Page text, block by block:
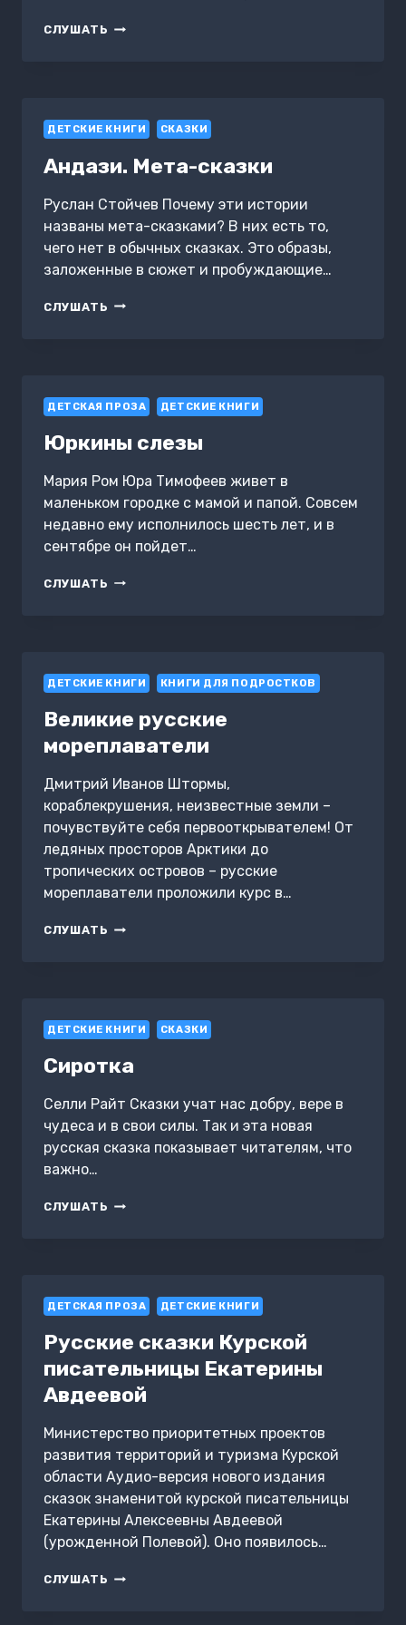
СЛУШАТЬ МОИ
ДЕТСКИЕ КНИГИ СКАЗКИ
Андази. Мета-сказки
Руслан Стойчев Почему эти истории
названы мета-сказками? В них есть то,
чего нет в обычных сказках. Это образы,
заложенные в сюжет и пробуждающие…
СЛУШАТЬ АНДАЗИ.
ДЕТСКАЯ ПРОЗА ДЕТСКИЕ КНИГИ
Юркины слезы
Мария Ром Юра Тимофеев живет в
маленьком городке с мамой и папой. Совсем
недавно ему исполнилось шесть лет, и в
сентябре он пойдет…
СЛУШАТЬ ЮРКИНЫ
ДЕТСКИЕ КНИГИ КНИГИ ДЛЯ ПОДРОСТКОВ
Великие русские
мореплаватели
Дмитрий Иванов Штормы,
кораблекрушения, неизвестные земли –
почувствуйте себя первооткрывателем! От
ледяных просторов Арктики до
тропических островов – русские
мореплаватели проложили курс в…
СЛУШАТЬ ВЕЛИКИЕ
ДЕТСКИЕ КНИГИ СКАЗКИ
Сиротка
Селли Райт Сказки учат нас добру, вере в
чудеса и в свои силы. Так и эта новая
русская сказка показывает читателям, что
важно…
СЛУШАТЬ СИРОТКА
ДЕТСКАЯ ПРОЗА ДЕТСКИЕ КНИГИ
Русские сказки Курской
писательницы Екатерины
Авдеевой
Министерство приоритетных проектов
развития территорий и туризма Курской
области Аудио-версия нового издания
сказок знаменитой курской писательницы
Екатерины Алексеевны Авдеевой
(урожденной Полевой). Оно появилось…
СЛУШАТЬ РУССКИЕ